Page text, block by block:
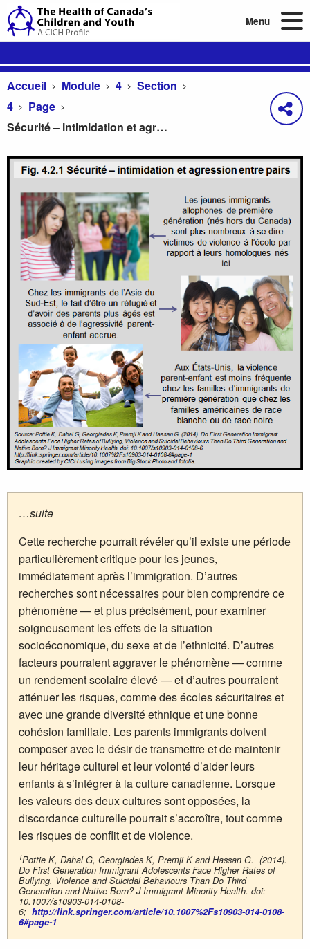
Menu
Accueil Module 4
Section
4
Page
Sécurité – intimidation et agression entre pairs
Sécurité – intimidation et agression entre pairs
…suite
Cette recherche pourrait révéler qu’il existe une période
particulièrement critique pour les jeunes,
immédiatement après l’immigration. D’autres
recherches sont nécessaires pour bien comprendre ce
phénomène — et plus précisément, pour examiner
soigneusement les effets de la situation
socioéconomique, du sexe et de l’ethnicité. D’autres
facteurs pourraient aggraver le phénomène — comme
un rendement scolaire élevé — et d’autres pourraient
atténuer les risques, comme des écoles sécuritaires et
avec une grande diversité ethnique et une bonne
cohésion familiale. Les parents immigrants doivent
composer avec le désir de transmettre et de maintenir
leur héritage culturel et leur volonté d’aider leurs
enfants à s’intégrer à la culture canadienne. Lorsque
les valeurs des deux cultures sont opposées, la
discordance culturelle pourrait s’accroître, tout comme
les risques de conflit et de violence.
1Pottie K, Dahal G, Georgiades K, Premji K and Hassan G. (2014).
Do First Generation Immigrant Adolescents Face Higher Rates of
Bullying, Violence and Suicidal Behaviours Than Do Third
Generation and Native Born? J Immigrant Minority Health. doi:
10.1007/s10903-014-0108-
6; http://link.springer.com/article/10.1007%2Fs10903-014-0108-
6#page-1